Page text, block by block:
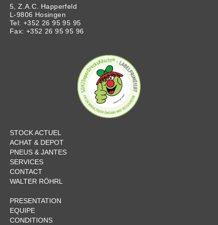
5, Z.A.C. Happerfeld
L-9806 Hosingen
Tel: +352 26 95 95 95
Fax: +352 26 95 95 96
STOCK ACTUEL
ACHAT & DEPOT
PNEUS & JANTES
SERVICES
CONTACT
WALTER RÖHRL
PRESENTATION
EQUIPE
CONDITIONS